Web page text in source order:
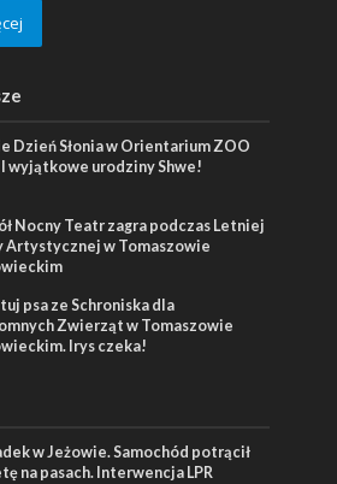
Dzień Słonia w Orientarium ZOO
I wyjątkowe urodziny Shwe!
Nocny Teatr zagra podczas Letniej
Artystycznej w Tomaszowie
psa ze Schroniska dla
Zwierząt w Tomaszowie
Irys czeka!
w Jeżowie. Samochód potrącił
na pasach. Interwencja LPR